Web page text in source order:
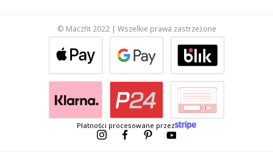
© Maczfit 2022 | Wszelkie prawa zastrzeżone
Płatności procesowane przez